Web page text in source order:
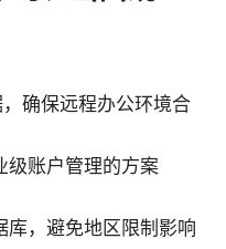
确保远程办公环境合
级账户管理的方案
库，避免地区限制影响